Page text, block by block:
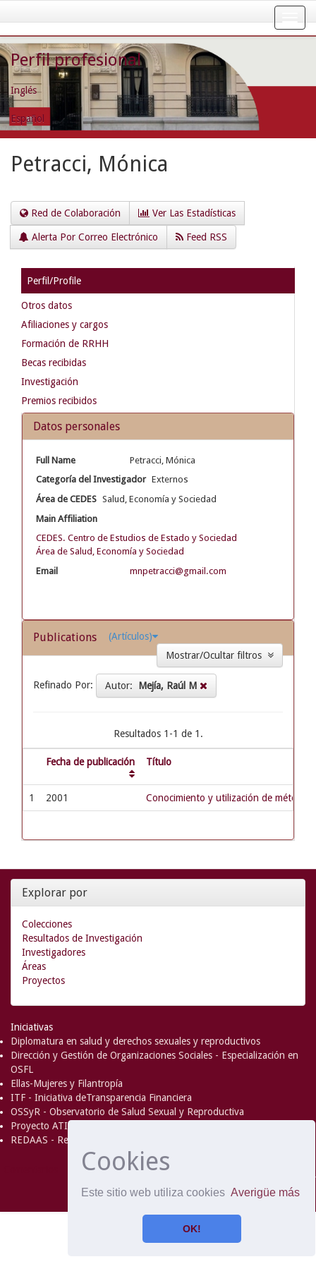
Cookies
Este sitio web utiliza cookies Averigüe más
OK!
navigation
Perfil profesional
Inglés
Español
Petracci, Mónica
Red de Colaboración Ver Las Estadísticas
Alerta Por Correo Electrónico Feed RSS
Perfil/Profile
Otros datos
Afiliaciones y cargos
Formación de RRHH
Becas recibidas
Investigación
Premios recibidos
Datos personales
Full Name
Petracci, Mónica
Categoría del Investigador Externos
Área de CEDES Salud, Economía y Sociedad
Main Affiliation
CEDES. Centro de Estudios de Estado y Sociedad
Área de Salud, Economía y Sociedad
Email
mnpetracci@gmail.com
Publications
(Artículos)
Refinado Por: Autor: Mejía, Raúl M
Resultados 1-1 de 1.
Fecha de publicación Título
1 2001 Conocimiento y utilización de
Explorar por
Colecciones
Resultados de Investigación
Investigadores
Áreas
Proyectos
Iniciativas
Diplomatura en salud y derechos sexuales y reproductivos
Dirección y Gestión de Organizaciones Sociales - Especialización en
OSFL
Ellas-Mujeres y Filantropía
ITF - Iniciativa deTransparencia Financiera
OSSyR - Observatorio de Salud Sexual y Reproductiva
Proyecto ATICA
REDAAS - Red de Acceso al Aborto Seguro
DSpace Software
- Extensión mantenida y
optimizado por